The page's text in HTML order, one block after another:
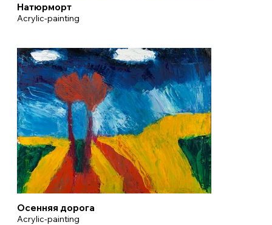
Натюрморт
Acrylic-painting
Осенняя дорога
Acrylic-painting